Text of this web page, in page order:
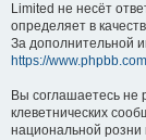
Limited не несёт
определяет в
За дополнительной
https://
Вы соглашаетесь не
клеветнических
национальной розни